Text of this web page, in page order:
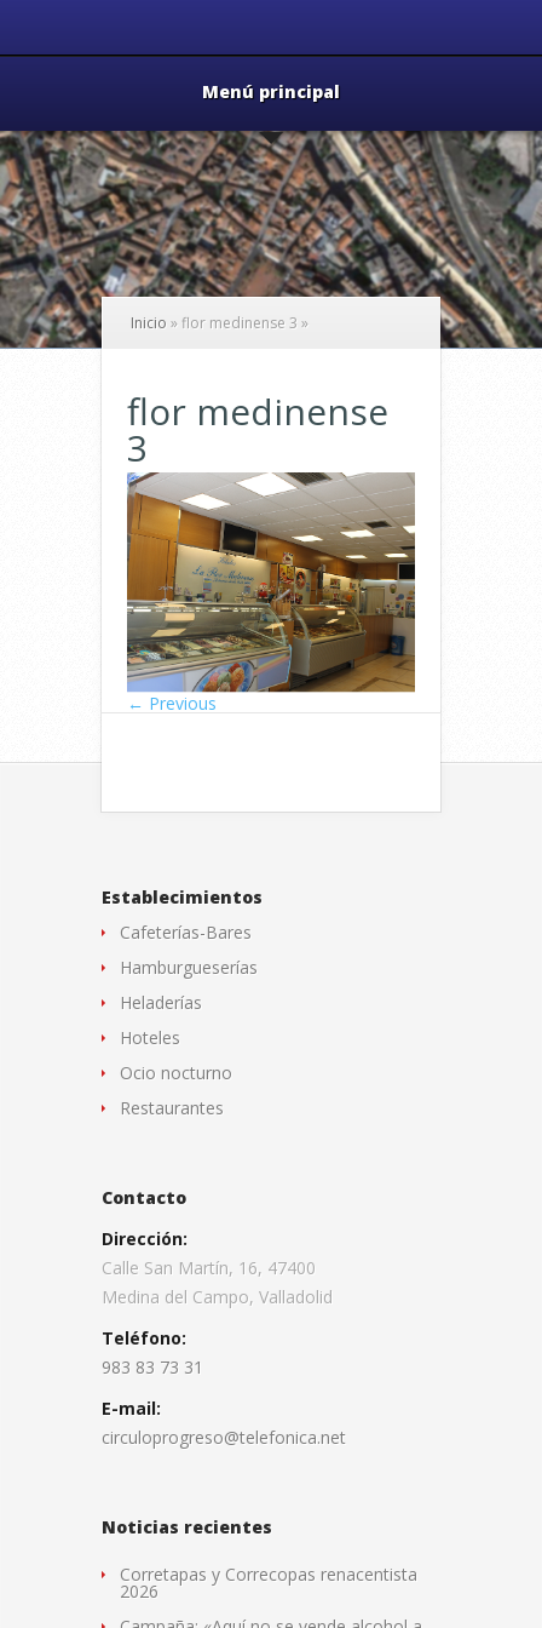
Menú principal
Inicio » flor medinense 3 »
flor medinense
3
← Previous
Establecimientos
Cafeterías-Bares
Hamburgueserías
Heladerías
Hoteles
Ocio nocturno
Restaurantes
Contacto
Dirección:
Calle San Martín, 16, 47400
Medina del Campo, Valladolid
Teléfono:
983 83 73 31
E-mail:
circuloprogreso@telefonica.net
Noticias recientes
Corretapas y Correcopas renacentista
2026